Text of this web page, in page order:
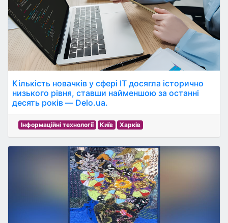
Кількість новачків у сфері ІТ досягла історично
низького рівня, ставши найменшою за останні
десять років — Delo.ua.
Інформаційні технології Київ Харків